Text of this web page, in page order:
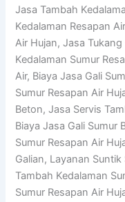
Jasa Tambah
Kedalaman Resapan
Air Hujan, Jasa
Kedalaman Sumur
Air, Biaya Jasa Gali
Sumur Resapan Air
Beton, Jasa Servis
Biaya Jasa Gali Sumur
Sumur Resapan Air
Galian, Layanan
Tambah Kedalaman
Sumur Resapan Air